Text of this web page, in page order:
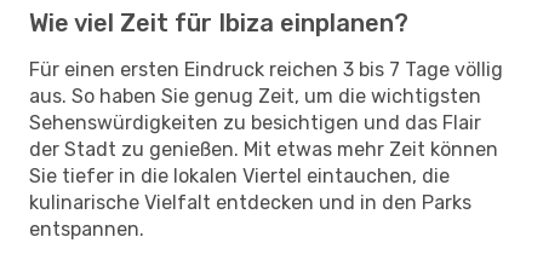
Wie viel Zeit für Ibiza einplanen?
Für einen ersten Eindruck reichen 3 bis 7 Tage völlig
aus. So haben Sie genug Zeit, um die wichtigsten
Sehenswürdigkeiten zu besichtigen und das Flair
der Stadt zu genießen. Mit etwas mehr Zeit können
Sie tiefer in die lokalen Viertel eintauchen, die
kulinarische Vielfalt entdecken und in den Parks
entspannen.